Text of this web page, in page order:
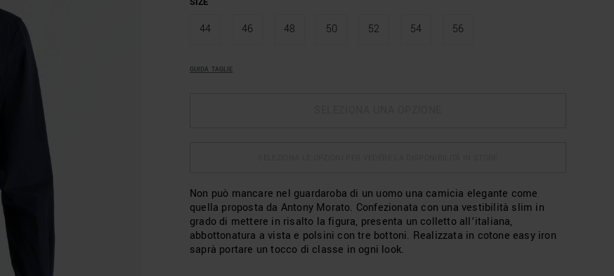
44 46 48 50 52 54 56
GUIDA TAGLIE
Non può mancare nel guardaroba di un uomo una camicia elegante come
quella proposta da Antony Morato. Confezionata con una vestibilità slim in
grado di mettere in risalto la figura, presenta un colletto all’italiana,
abbottonatura a vista e polsini con tre bottoni. Realizzata in cotone easy iron
saprà portare un tocco di classe in ogni look.